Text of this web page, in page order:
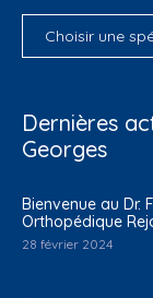
Choisir une
Dernières
Georges
Bienvenue au Dr.
Orthopédique
28 février 2024